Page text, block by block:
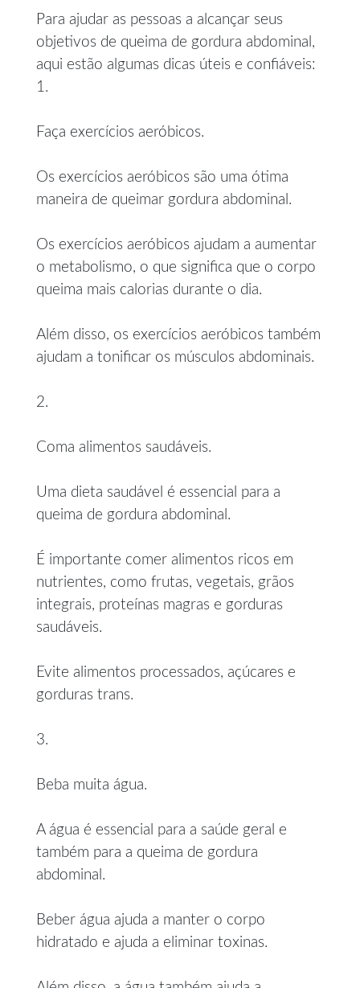
Para ajudar as pessoas a alcançar seus
objetivos de queima de gordura abdominal,
aqui estão algumas dicas úteis e confiáveis:
1.
Faça exercícios aeróbicos.
Os exercícios aeróbicos são uma ótima
maneira de queimar gordura abdominal.
Os exercícios aeróbicos ajudam a aumentar
o metabolismo, o que significa que o corpo
queima mais calorias durante o dia.
Além disso, os exercícios aeróbicos também
ajudam a tonificar os músculos abdominais.
2.
Coma alimentos saudáveis.
Uma dieta saudável é essencial para a
queima de gordura abdominal.
É importante comer alimentos ricos em
nutrientes, como frutas, vegetais, grãos
integrais, proteínas magras e gorduras
saudáveis.
Evite alimentos processados, açúcares e
gorduras trans.
3.
Beba muita água.
A água é essencial para a saúde geral e
também para a queima de gordura
abdominal.
Beber água ajuda a manter o corpo
hidratado e ajuda a eliminar toxinas.